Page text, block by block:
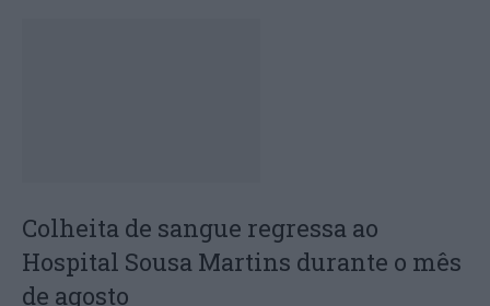
Colheita de sangue regressa ao
Hospital Sousa Martins durante o mês
de agosto